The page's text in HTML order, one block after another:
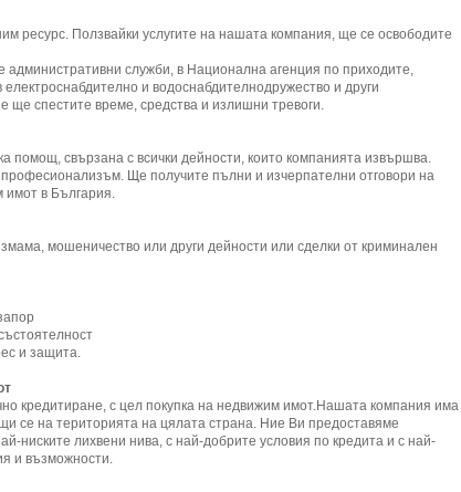
ресурс. Ползвайки услугите на нашата компания, ще се освободите
административни служби, в Национална агенция по приходите,
и водоснабдителнодружество и други
ще спестите време, средства и излишни тревоги.
помощ, свързана с всички дейности, които компанията извършва.
Ще получите пълни и изчерпателни отговори на
имот в България.
мошеничество или други дейности или сделки от криминален
и защита.
кредитиране, с цел покупка на недвижим имот.Нашата компания има
се на територията на цялата страна. Ние Ви предоставяме
ниските лихвени нива, с най-добрите условия по кредита и с най-
и възможности.